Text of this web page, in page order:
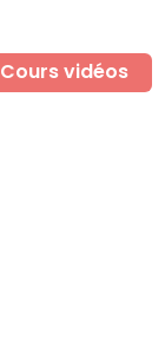
Cours vidéos